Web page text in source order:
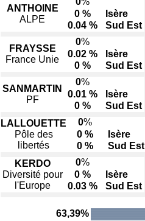
ANTHOINE
ALPE
0 %
Isère
0.04 %
Sud Est
FRAYSSE
France Unie
0%
0.02 %
Isère
0 %
Sud Est
SANMARTIN
PF
0%
0.01 %
Isère
0 %
Sud Est
LALLOUETTE
Pôle des
libertés
0%
0 %
Isère
0 %
Sud Est
KERDO
Diversité pour
l'Europe
0%
0 %
Isère
0.03 %
Sud Est
63,39%